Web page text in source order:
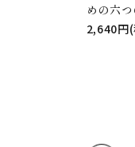
めの六
2,640円